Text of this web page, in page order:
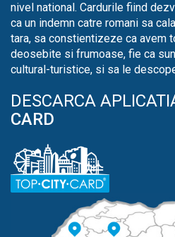
nivel national. Cardurile fiind
ca un indemn catre romani sa
tara, sa constientizeze ca avem
deosebite si frumoase, fie ca
cultural-turistice, si sa le
DESCARCA
CARD